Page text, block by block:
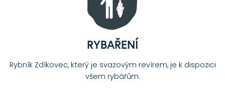
RYBAŘENÍ
Rybník Zdíkovec, který je svazovým revírem, je k dispozici
všem rybářům.